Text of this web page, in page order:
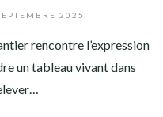
2025
rencontre l’expression
un tableau vivant dans